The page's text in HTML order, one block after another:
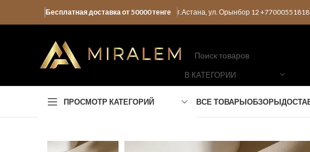
Бесплатная доставка от 50000 тенге г.Астана, ул. Орынбор 12 +77000551818
В КАТЕГОРИИ
ПРОСМОТР КАТЕГОРИЙ ВСЕ ТОВАРЫОБЗОРЫ